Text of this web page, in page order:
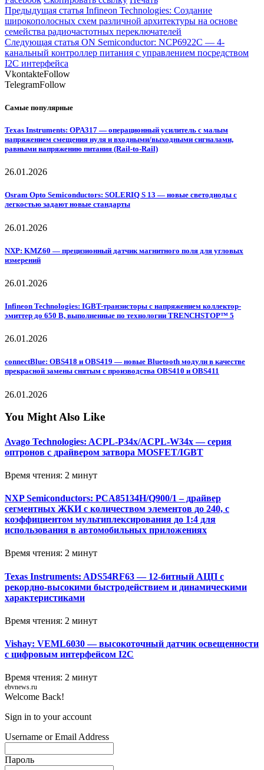
Предыдущая статья Infineon Technologies: Создание
широкополосных схем различной архитектуры на основе
семейства радиочастотных переключателей
Следующая статья ON Semiconductor: NCP6922C — 4-
канальный контроллер питания с управлением посредством
I2C интерфейса
VkontakteFollow
TelegramFollow
Самые популярные
Texas Instruments: OPA317 — операционный усилитель с малым
напряжением смещения нуля и входными/выходными сигналами,
равными напряжению питания (Rail-to-Rail)
26.01.2026
Osram Opto Semiconductors: SOLERIQ S 13 — новые светодиоды с
легкостью задают новые стандарты
26.01.2026
NXP: KMZ60 — прецизионный датчик магнитного поля для угловых
измерений
26.01.2026
Infineon Technologies: IGBT-транзисторы с напряжением коллектор-
эмиттер до 650 В, выполненные по технологии TRENCHSTOP™ 5
26.01.2026
connectBlue: OBS418 и OBS419 — новые Bluetooth модули в качестве
прекрасной замены снятым с производства OBS410 и OBS411
26.01.2026
You Might Also Like
Avago Technologies: ACPL-P34x/ACPL-W34x — серия
оптронов с драйвером затвора MOSFET/IGBT
Время чтения: 2 минут
NXP Semiconductors: PCA85134H/Q900/1 – драйвер
сегментных ЖКИ с количеством элементов до 240, с
коэффициентом мультиплексирования до 1:4 для
использования в автомобильных приложениях
Время чтения: 2 минут
Texas Instruments: ADS54RF63 — 12-битный АЦП с
рекордно-высокими быстродействием и динамическими
характеристиками
Время чтения: 2 минут
Vishay: VEML6030 — высокоточный датчик освещенности
с цифровым интерфейсом I2C
Время чтения: 2 минут
ebvnews.ru
Welcome Back!
Sign in to your account
Username or Email Address
Пароль